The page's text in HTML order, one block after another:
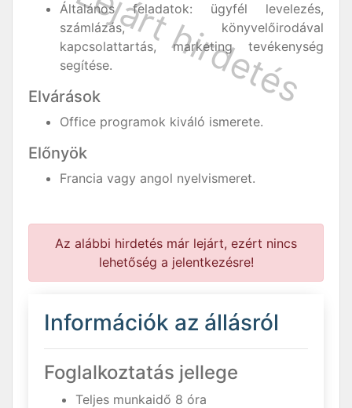
Általános feladatok: ügyfél levelezés,
számlázás, könyvelőirodával
kapcsolattartás, marketing tevékenység
segítése.
Elvárások
Office programok kiváló ismerete.
Előnyök
Francia vagy angol nyelvismeret.
Az alábbi hirdetés már lejárt, ezért nincs
lehetőség a jelentkezésre!
Információk az állásról
Foglalkoztatás jellege
Teljes munkaidő 8 óra